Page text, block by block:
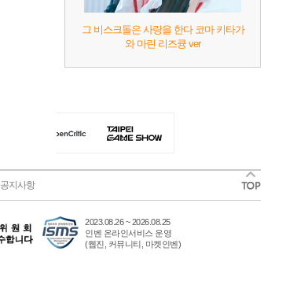
그 비스크돌은 사랑을 한다 코마 키타가
와 마린 리즈큥 ver
공지사항
2023.08.26 ~ 2026.08.25
인벤 온라인서비스 운영
(웹진, 커뮤니티, 마켓인벤)